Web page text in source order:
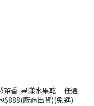
茶香-果漾水果乾│任選
$888(廠商出貨)(免運)